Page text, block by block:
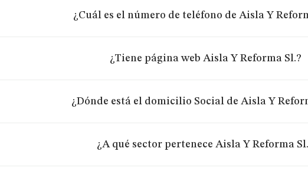
¿Cuál es el número de teléfono de Aisla Y
¿Tiene página web Aisla Y Reforma Sl.?
¿Dónde está el domicilio Social de Aisla Y
¿A qué sector pertenece Aisla Y Reforma